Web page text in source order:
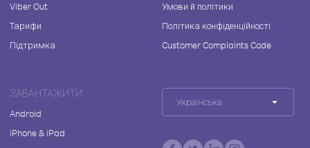
Viber Out
Тарифи
Підтримка
Умови й політики
Політика конфіденційності
Customer Complaints Code
ЗАВАНТАЖИТИ
Android
iPhone & iPad
Українська